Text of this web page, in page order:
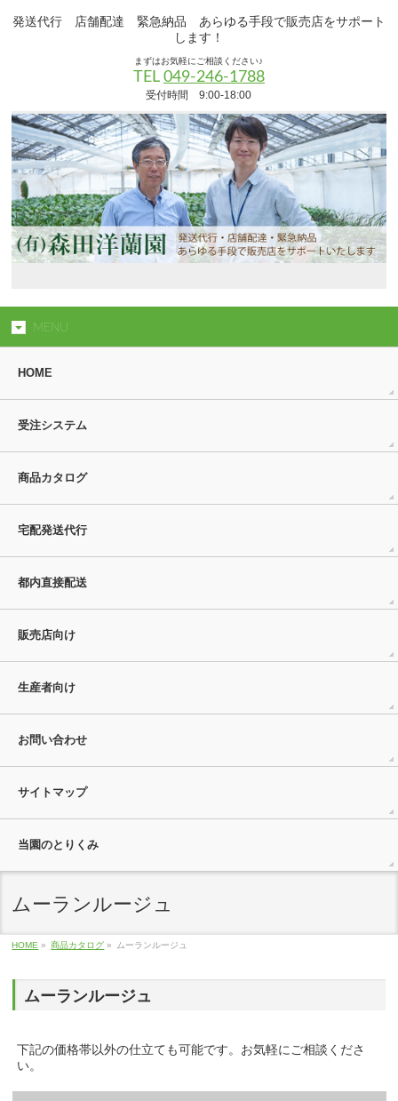
発送代行 店舗配達 緊急納品 あらゆる手段で販売店をサポート
します！
まずはお気軽にご相談ください♪
TEL 049-246-1788
受付時間 9:00-18:00
MENU
HOME
受注システム
商品カタログ
宅配発送代行
都内直接配送
販売店向け
生産者向け
お問い合わせ
サイトマップ
当園のとりくみ
ムーランルージュ
HOME » 商品カタログ » ムーランルージュ
ムーランルージュ
下記の価格帯以外の仕立ても可能です。お気軽にご相談くださ
い。